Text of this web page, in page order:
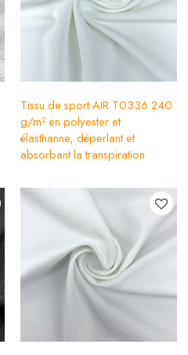
Tissu de sport AIR T0336 240
g/m² en polyester et
élasthanne, déperlant et
absorbant la transpiration